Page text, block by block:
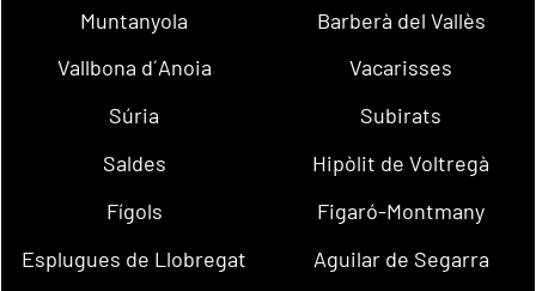
Muntanyola
Barberà del Vallès
Vallbona d´Anoia
Vacarisses
Súria
Subirats
Saldes
Hipòlit de Voltregà
Fígols
Figaró-Montmany
Esplugues de Llobregat
Aguilar de Segarra